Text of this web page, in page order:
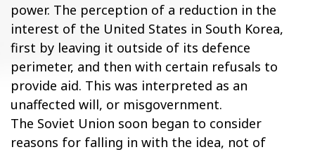
power. The perception of a reduction in the
interest of the United States in South Korea,
first by leaving it outside of its defence
perimeter, and then with certain refusals to
provide aid. This was interpreted as an
unaffected will, or misgovernment.
The Soviet Union soon began to consider
reasons for falling in with the idea, not of